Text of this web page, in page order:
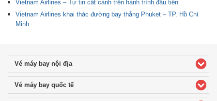
Vietnam Airlines – Tự tin cất cánh trên hành trình đầu tiên
Vietnam Airlines khai thác đường bay thẳng Phuket – TP. Hồ Chí
Minh
Vé máy bay nội địaclick to expand contents
Vé máy bay quốc tếclick to expand contents